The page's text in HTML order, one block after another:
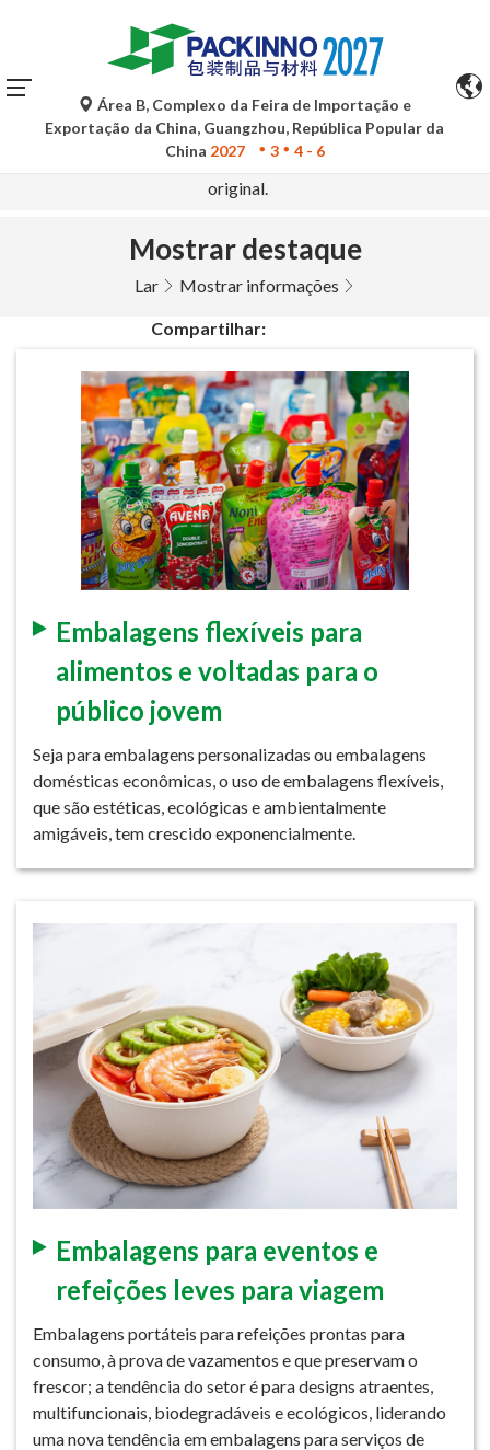
As traduções automáticas do Google Tradutor são apenas
para referência e podem conter imprecisões. Para
quaisquer dúvidas, consulte a versão original no idioma
original.
Área B, Complexo da Feira de Importação e
Exportação da China, Guangzhou, República Popular da
China 2027 3 4 - 6
Mostrar destaque
Lar Mostrar informações
Compartilhar:
Embalagens flexíveis para
alimentos e voltadas para o
público jovem
Seja para embalagens personalizadas ou embalagens
domésticas econômicas, o uso de embalagens flexíveis,
que são estéticas, ecológicas e ambientalmente
amigáveis, tem crescido exponencialmente.
Embalagens para eventos e
refeições leves para viagem
Embalagens portáteis para refeições prontas para
consumo, à prova de vazamentos e que preservam o
frescor; a tendência do setor é para designs atraentes,
multifuncionais, biodegradáveis ​​e ecológicos, liderando
uma nova tendência em embalagens para serviços de